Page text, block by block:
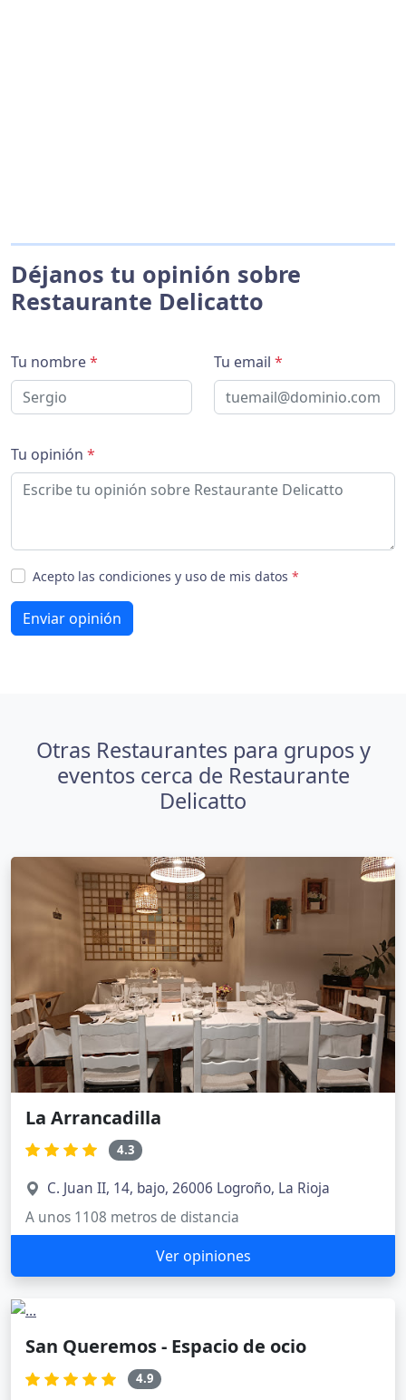
Déjanos tu opinión sobre
Restaurante Delicatto
Tu nombre* Tu email *
Tu opinión *
Acepto las condiciones y uso de mis datos *
Enviar opinión
Otras Restaurantes para grupos y
eventos cerca de Restaurante
Delicatto
La Arrancadilla
4.3
C. Juan II, 14, bajo, 26006 Logroño, La Rioja
A unos 1108 metros de distancia
Ver opiniones
San Queremos - Espacio de ocio
4.9